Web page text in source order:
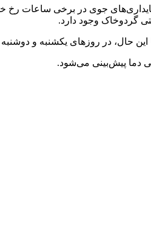
صادرشده در روزهای ۱۲ و ۱۴ فروردین، افزایش
گردوخاک وجود دارد.
حال، در روزهای یکشنبه و
دما پیش‌بینی می‌شود.